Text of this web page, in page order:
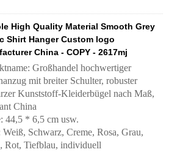
High Quality Material Smooth Grey
Shirt Hanger Custom logo
China - COPY - 2617mj
Großhandel hochwertiger
mit breiter Schulter, robuster
Kunststoff-Kleiderbügel nach Maß,
China
44,5 * 6,5 cm usw.
Weiß, Schwarz, Creme, Rosa, Grau,
Rot, Tiefblau, individuell